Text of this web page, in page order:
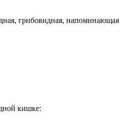
грибовидная, напоминающая
кишке: